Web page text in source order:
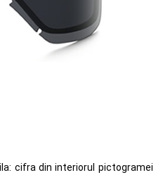
cifra din interiorul pictogramei